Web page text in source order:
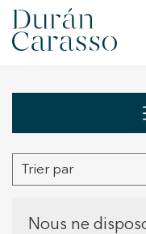
VENDRE
NOUVELLE
Trier par
Nous ne